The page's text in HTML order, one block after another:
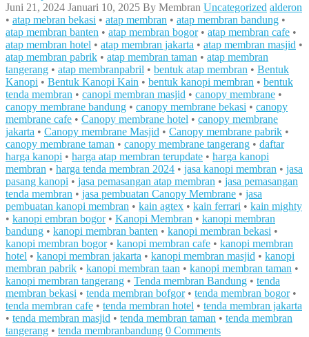
Juni 21, 2024 Januari 10, 2025 By Membran Uncategorized alderon
• atap mebran bekasi • atap membran • atap membran bandung •
atap membran banten • atap membran bogor• atap membran cafe •
atap membran hotel • atap membran jakarta • atap membran masjid •
atap membran pabrik • atap membran taman • atap membran
tangerang • atap membranpabril • bentuk atap membran • Bentuk
Kanopi • Bentuk Kanopi Kain • bentuk kanopi membran • bentuk
tenda membran • canopi membran masjid • canopy membrane •
canopy membrane bandung • canopy membrane bekasi • canopy
membrane cafe • Canopy membrane hotel • canopy membrane
jakarta • Canopy membrane Masjid • Canopy membrane pabrik •
canopy membrane taman • canopy membrane tangerang • daftar
harga kanopi • harga atap membran terupdate • harga kanopi
membran • harga tenda membran 2024 • jasa kanopi membran • jasa
pasang kanopi • jasa pemasangan atap membran • jasa pemasangan
tenda membran • jasa pembuatan Canopy Membrane • jasa
pembuatan kanopi membran • kain agtex • kain ferrari • kain mighty
• kanopi embran bogor• Kanopi Membran • kanopi membran
bandung • kanopi membran banten • kanopi membran bekasi •
kanopi membran bogor• kanopi membran cafe • kanopi membran
hotel • kanopi membran jakarta • kanopi membran masjid • kanopi
membran pabrik • kanopi membran taan • kanopi membran taman •
kanopi membran tangerang • Tenda membran Bandung • tenda
membran bekasi • tenda membran bofgor• tenda membran bogor•
tenda membran cafe • tenda membran hotel • tenda membran jakarta
• tenda membran masjid • tenda membran taman • tenda membran
tangerang • tenda membranbandung 0 Comments